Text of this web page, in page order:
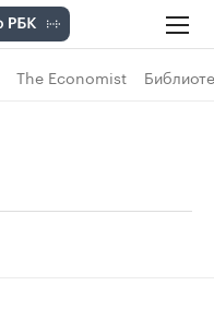
The Economist